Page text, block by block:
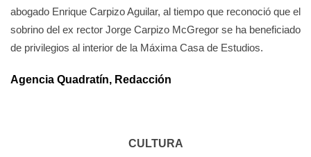
abogado Enrique Carpizo Aguilar, al tiempo que reconoció que el
sobrino del ex rector Jorge Carpizo McGregor se ha beneficiado
de privilegios al interior de la Máxima Casa de Estudios.
Agencia Quadratín, Redacción
CULTURA